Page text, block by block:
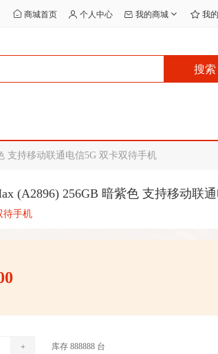
商城首页 个人中心 我的商城 我
搜索
支持移动联通电信5G 双卡双待手机
(A2896) 256GB 暗紫色 支持移动联
待手机
+ 库存 888888 台